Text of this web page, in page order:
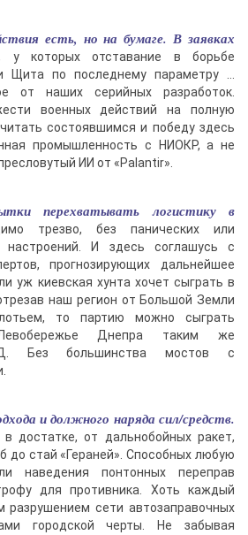
есть, но на бумаге. В заявках
у которых отставание в борьбе
Щита по последнему параметру …
от наших серийных разработок.
военных действий на полную
состоявшимся и победу здесь
промышленность с НИОКР, а не
ИИ от «Palantir».
перехватывать логистику в
трезво, без панических или
настроений. И здесь соглашусь с
прогнозирующих дальнейшее
уж киевская хунта хочет сыграть в
наш регион от Большой Земли
то партию можно сыграть
Днепра таким же
Без большинства мостов с
и должного наряда сил/средств.
достатке, от дальнобойных ракет,
до стай «Гераней». Способных любую
наведения понтонных переправ
для противника. Хоть каждый
сети автозаправочных
городской черты. Не забывая